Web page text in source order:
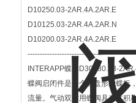
D10250.03-2AR.4A.2AR.E
D10125.03-2AR.4A.2AR.N
D10200.03-2AR.4A.2AR.E
-----------------------------------------
INTERAPP蝶阀D30080.33-
蝶阀启闭件是一个圆盘形的蝶板
流量。气动双作用蝶阀具有体积